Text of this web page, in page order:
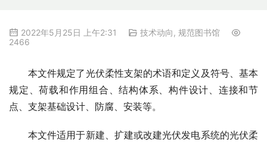
2022年5月25日 上午2:31 技术动向 , 规范图书馆
2466
本文件规定了光伏柔性支架的术语和定义及符号、基本
规定、荷载和作用组合、结构体系、构件设计、连接和节
点、支架基础设计、防腐、安装等。
本文件适用于新建、扩建或改建光伏发电系统的光伏柔